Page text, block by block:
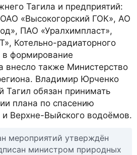
Тагила и предприятий:
«Высокогорский ГОК», АО
ПАО «Уралхимпласт»,
Котельно-радиаторного
в формирование
внесло также Министерство
Владимир Юрченко
Тагил обязан принимать
плана по спасению
и Верхне-Выйского водоёмов.
мероприятий утверждён
министром природных